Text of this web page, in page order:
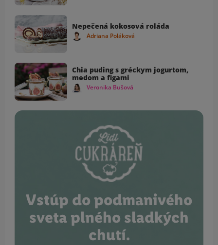
Nepečená kokosová roláda
Adriana Poláková
Chia puding s gréckym jogurtom,
medom a figami
Veronika Bušová
Vstúp do podmanivého
sveta plného sladkých
chutí.